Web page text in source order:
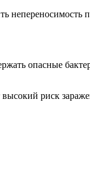
непереносимость
опасные
высокий риск